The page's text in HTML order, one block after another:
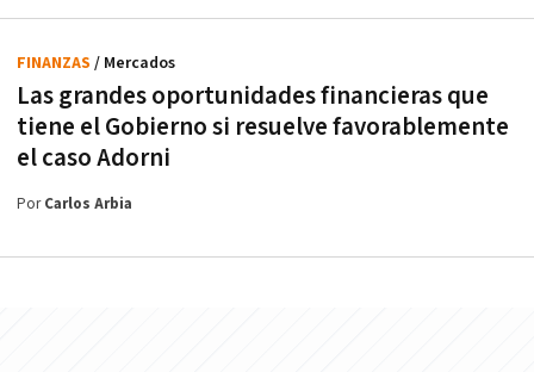
Las grandes oportunidades financieras que
tiene el Gobierno si resuelve favorablemente
el caso Adorni
FINANZAS / Mercados
PorCarlos Arbia